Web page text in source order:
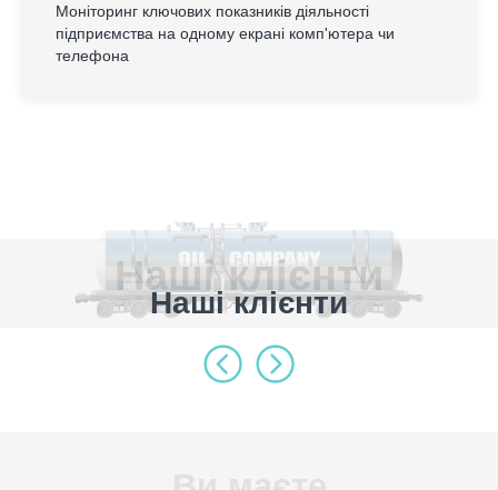
Моніторинг ключових показників діяльності
підприємства на одному екрані комп'ютера чи
телефона
Наші клієнти
Наші клієнти